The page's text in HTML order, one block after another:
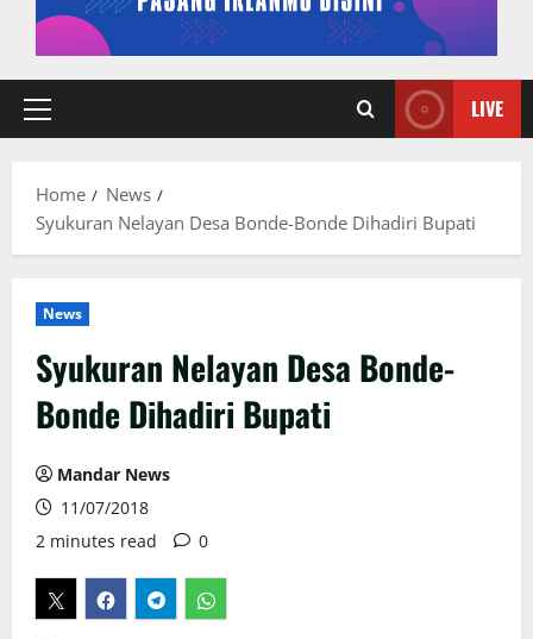
Primary
LIVE
Home
News
Syukuran Nelayan Desa Bonde-Bonde Dihadiri Bupati
News
Syukuran Nelayan Desa Bonde-
Bonde Dihadiri Bupati
Mandar News
11/07/2018
2 minutes read
0